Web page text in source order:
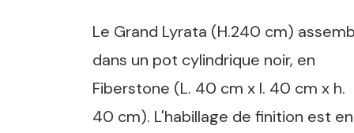
Le Grand Lyrata (H.240 cm)
dans un pot cylindrique noir, en
Fiberstone (L. 40 cm x l. 40 cm x h.
40 cm). L'habillage de finition est en